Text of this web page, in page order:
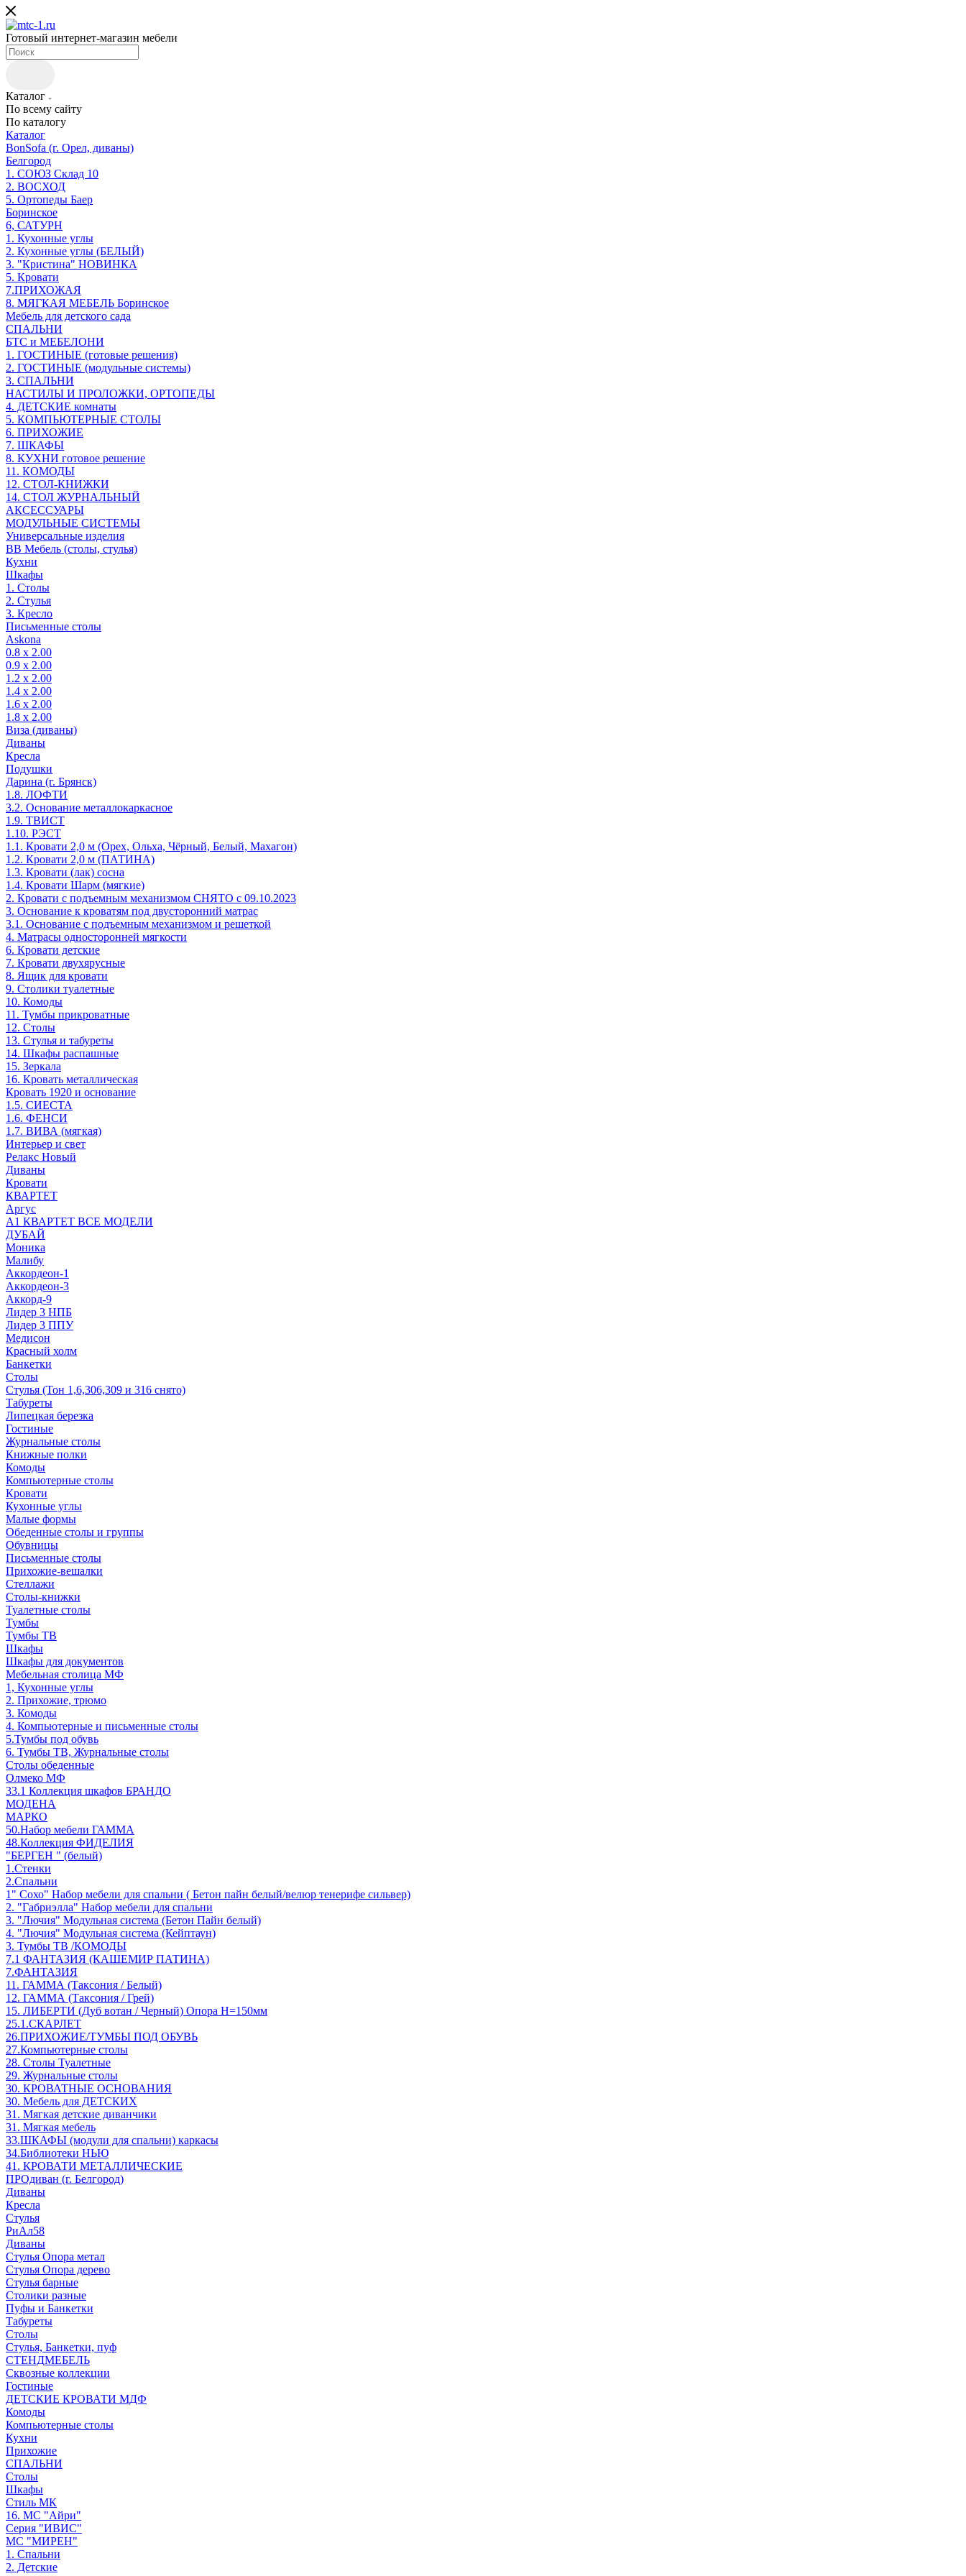
Готовый интернет-магазин мебели
Каталог
По всему сайту
По каталогу
Каталог
BonSofa (г. Орел, диваны)
Белгород
1. СОЮЗ Склад 10
2. ВОСХОД
5. Ортопеды Баер
Боринское
6, САТУРН
1. Кухонные углы
2. Кухонные углы (БЕЛЫЙ)
3. "Кристина" НОВИНКА
5. Кровати
7.ПРИХОЖАЯ
8. МЯГКАЯ МЕБЕЛЬ Боринское
Мебель для детского сада
СПАЛЬНИ
БТС и МЕБЕЛОНИ
1. ГОСТИНЫЕ (готовые решения)
2. ГОСТИНЫЕ (модульные системы)
3. СПАЛЬНИ
НАСТИЛЫ И ПРОЛОЖКИ, ОРТОПЕДЫ
4. ДЕТСКИЕ комнаты
5. КОМПЬЮТЕРНЫЕ СТОЛЫ
6. ПРИХОЖИЕ
7. ШКАФЫ
8. КУХНИ готовое решение
11. КОМОДЫ
12. СТОЛ-КНИЖКИ
14. СТОЛ ЖУРНАЛЬНЫЙ
АКСЕССУАРЫ
МОДУЛЬНЫЕ СИСТЕМЫ
Универсальные изделия
ВВ Мебель (столы, стулья)
Кухни
Шкафы
1. Столы
2. Стулья
3. Кресло
Письменные столы
Askona
0.8 х 2.00
0.9 х 2.00
1.2 х 2.00
1.4 х 2.00
1.6 х 2.00
1.8 х 2.00
Виза (диваны)
Диваны
Кресла
Подушки
Дарина (г. Брянск)
1.8. ЛОФТИ
3.2. Основание металлокаркасное
1.9. ТВИСТ
1.10. РЭСТ
1.1. Кровати 2,0 м (Орех, Ольха, Чёрный, Белый, Махагон)
1.2. Кровати 2,0 м (ПАТИНА)
1.3. Кровати (лак) сосна
1.4. Кровати Шарм (мягкие)
2. Кровати с подъемным механизмом СНЯТО с 09.10.2023
3. Основание к кроватям под двусторонний матрас
3.1. Основание с подъемным механизмом и решеткой
4. Матрасы односторонней мягкости
6. Кровати детские
7. Кровати двухярусные
8. Ящик для кровати
9. Столики туалетные
10. Комоды
11. Тумбы прикроватные
12. Столы
13. Стулья и табуреты
14. Шкафы распашные
15. Зеркала
16. Кровать металлическая
Кровать 1920 и основание
1.5. СИЕСТА
1.6. ФЕНСИ
1.7. ВИВА (мягкая)
Интерьер и свет
Релакс Новый
Диваны
Кровати
КВАРТЕТ
Аргус
А1 КВАРТЕТ ВСЕ МОДЕЛИ
ДУБАЙ
Моника
Малибу
Аккордеон-1
Аккордеон-3
Аккорд-9
Лидер 3 НПБ
Лидер 3 ППУ
Медисон
Красный холм
Банкетки
Столы
Стулья (Тон 1,6,306,309 и 316 снято)
Табуреты
Липецкая березка
Гостиные
Журнальные столы
Книжные полки
Комоды
Компьютерные столы
Кровати
Кухонные углы
Малые формы
Обеденные столы и группы
Обувницы
Письменные столы
Прихожие-вешалки
Стеллажи
Столы-книжки
Туалетные столы
Тумбы
Тумбы ТВ
Шкафы
Шкафы для документов
Мебельная столица МФ
1, Кухонные углы
2. Прихожие, трюмо
3. Комоды
4. Компьютерные и письменные столы
5.Тумбы под обувь
6. Тумбы ТВ, Журнальные столы
Столы обеденные
Олмеко МФ
33.1 Коллекция шкафов БРАНДО
МОДЕНА
МАРКО
50.Набор мебели ГАММА
48.Коллекция ФИДЕЛИЯ
"БЕРГЕН " (белый)
1.Стенки
2.Спальни
1" Сохо" Набор мебели для спальни ( Бетон пайн белый/велюр тенерифе сильвер)
2. "Габриэлла" Набор мебели для спальни
3. "Лючия" Модульная система (Бетон Пайн белый)
4. "Лючия" Модульная система (Кейптаун)
3. Тумбы ТВ /КОМОДЫ
7.1 ФАНТАЗИЯ (КАШЕМИР ПАТИНА)
7.ФАНТАЗИЯ
11. ГАММА (Таксония / Белый)
12. ГАММА (Таксония / Грей)
15. ЛИБЕРТИ (Дуб вотан / Черный) Опора Н=150мм
25.1.СКАРЛЕТ
26.ПРИХОЖИЕ/ТУМБЫ ПОД ОБУВЬ
27.Компьютерные столы
28. Столы Туалетные
29. Журнальные столы
30. КРОВАТНЫЕ ОСНОВАНИЯ
30. Мебель для ДЕТСКИХ
31. Мягкая детские диванчики
31. Мягкая мебель
33.ШКАФЫ (модули для спальни) каркасы
34.Библиотеки НЬЮ
41. КРОВАТИ МЕТАЛЛИЧЕСКИЕ
ПРОдиван (г. Белгород)
Диваны
Кресла
Стулья
РиАл58
Диваны
Стулья Опора метал
Стулья Опора дерево
Стулья барные
Столики разные
Пуфы и Банкетки
Табуреты
Столы
Стулья, Банкетки, пуф
СТЕНДМЕБЕЛЬ
Сквозные коллекции
Гостиные
ДЕТСКИЕ КРОВАТИ МДФ
Комоды
Компьютерные столы
Кухни
Прихожие
СПАЛЬНИ
Столы
Шкафы
Стиль МК
16. МС "Айри"
Серия "ИВИС"
МС "МИРЕН"
1. Спальни
2. Детские